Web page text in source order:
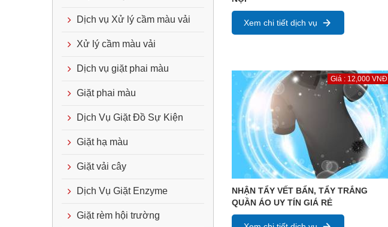
Xem chi tiết dịch vụ
Giá : 12,000 VNĐ
NHẬN TẨY VẾT BẨN, TẨY TRẮNG
QUẦN ÁO UY TÍN GIÁ RẺ
Dịch vụ Xử lý cầm màu vải
Xử lý cầm màu vải
Dịch vụ giặt phai màu
Giặt phai màu
Dịch Vụ Giặt Đồ Sự Kiện
Giặt hạ màu
Giặt vải cây
Dịch Vụ Giặt Enzyme
Giặt rèm hội trường